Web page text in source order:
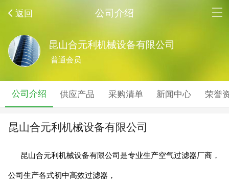
返回 公司介绍
昆山合元利机械设备有限公司
普通会员
公司介绍 供应产品 采购清单 新闻中心 荣誉
昆山合元利机械设备有限公司
昆山合元利机械设备有限公司是专业生产空气过滤器厂商，
公司生产各式初中高效过滤器，